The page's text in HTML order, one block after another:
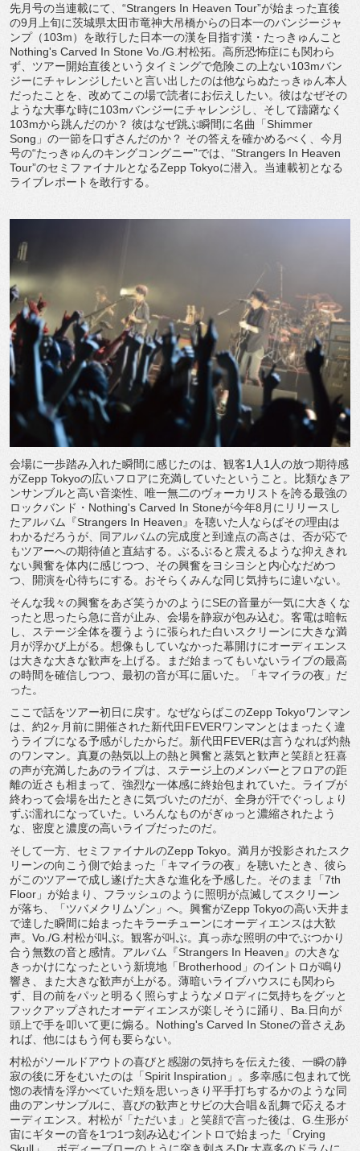
先月号の当連載にて、“Strangers In Heaven Tour”が始まった直後
の9月上旬に茨城県太田市竜神大吊橋からの日本一のバンジージャ
ンプ（103m）を敢行した日本一の漢を目指す漢・たっきゅんこと
Nothing's Carved In Stone Vo./G.村松拓。高所恐怖症にも関わら
ず、ツアー開始直後というタイミングで危険この上ない103mバン
ジーにチャレンジしたいと言い出したのは他ならぬたっきゅん本人
だったことを、改めてこの場で読者にお伝えしたい。彼はなぜその
ような大事な時に103mバンジーにチャレンジし、そして躊躇なく
103mから跳んだのか？ 彼はなぜ跳ぶ瞬間に名曲「Shimmer
Song」の一節を口ずさんだのか？ その答えを確かめるべく、今月
号の“たっきゅんのキングコングニー”では、“Strangers In Heaven
Tour”のセミファイナルとなるZepp Tokyoに潜入。当連載初となる
ライブレポートを敢行する。
会場に一歩踏み入れた瞬間に感じたのは、観客1人1人の放つ期待感
がZepp Tokyoの広いフロアに充満していたということ。比類なきア
ンサンブルと高い音楽性、唯一無二のヴォーカリストを誇る最強の
ロックバンド・Nothing's Carved In Stoneが今年8月にリリースし
たアルバム『Strangers In Heaven』を聴いた人ならばその理由は
わかるだろうが、同アルバムの完成度と到達点の高さは、否が応で
もツアーへの期待値と直結する。ぶるぶると震えるような抑えきれ
ない興奮を体内に感じつつ、その興奮をヨシヨシと内心なだめつ
つ、開演を心待ちにする。おそらくみんな同じ気持ちに違いない。
そんな我々の興奮をあざ笑うかのようにSEの音量が一気に大きくな
ったと思ったら急に音が止み、会場を静寂が包み込む。客電は暗転
し、ステージ全体を覆うように張られた白いスクリーンに大きな満
月が浮かび上がる。想像もしていなかった幕開けにオーディエンス
は大きな大きな歓声を上げる。まだ始まってもいないライブの最高
の時間を確信しつつ、最初の音が耳に届いた。「キマイラの夜」だ
った。
ここで話をツアー初日に戻す。なぜならばこのZepp Tokyoワンマン
は、約2ヶ月前に開催された新代田FEVERワンマンとはまったく違
うライブになる予感がしたからだ。新代田FEVERは言うなれば灼熱
のワンマン。真夏の熱気以上の熱と興奮と蒸気と歓声と笑顔と狂喜
の声が充満したあのライブは、ステージ上のメンバーとフロアの距
離の近さも相まって、強烈な一体感に終始包まれていた。ライブが
終わって会場を出たときに気づいたのだが、全身が汗でぐっしょり
ずぶ濡れになっていた。いろんなものがぎゅっと濃縮されたよう
な、密度と濃度の高いライブだったのだ。
そして一方、セミファイナルのZepp Tokyo。満月が投影されたスク
リーンの向こう側で始まった「キマイラの夜」を聴いたとき、彼ら
がこのツアーで成し遂げた大きな進化を予感した。そのまま「7th
Floor」が始まり、フラッシュのように照明が点滅してスクリーン
が落ち、「ツバメクリムゾン」へ。興奮がZepp Tokyoの高い天井ま
で達した瞬間に始まったキラーチューンにオーディエンスは大歓
声。Vo./G.村松が叫ぶ。観客が叫ぶ。真っ赤な照明の中でぶつかり
合う無数の音と感情。アルバム『Strangers In Heaven』の大きな
きっかけになったという新境地「Brotherhood」のイントロが鳴り
響き、また大きな歓声が上がる。薄暗いライブハウスにも関わら
ず、目の前をパッと明るく照らすようなメロディに気持ちをグッと
フックアップされたオーディエンスが楽しそうに踊り、Ba.日向が
頭上で手を叩いて更に煽る。Nothing's Carved In Stoneの音さえあ
れば、他にはもう何も要らない。
村松がソールドアウトの喜びと感謝の気持ちを伝えた後、一瞬の静
寂の後に牙をむいたのは「Spirit Inspiration」。多幸感に包まれて恍
惚の表情を浮かべていた頬を思いっきり平手打ちするかのような同
曲のアンサンブルに、喜びの歓声とサビの大合唱＆乱舞で応えるオ
ーディエンス。村松が「ただいま」と笑顔で言った後は、G.生形が
宙にギターの音を1つ1つ刻み込むイントロで始まった「Crying
Skull」。ボディーブローのように突き刺さるDr.大喜多のドラムに